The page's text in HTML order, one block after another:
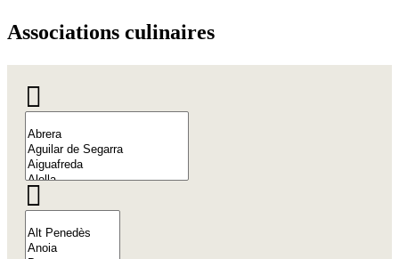
Associations culinaires